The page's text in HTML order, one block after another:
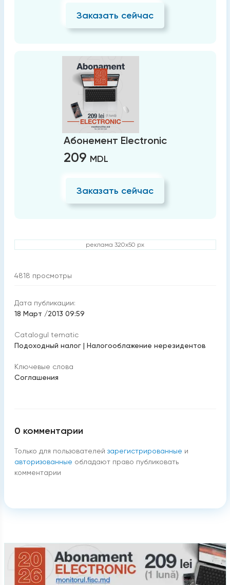
Заказать сейчас
Абонемент Electronic
209 MDL
Заказать сейчас
реклама 320x50 px
4818 просмотры
Дата публикации:
18 Март /2013 09:59
Catalogul tematic
Подоходный налог | Налогооблажение нерезидентов
Ключевые слова
Соглашения
0 комментарии
Только для пользователей зарегистрированные и
авторизованные обладают право публиковать
комментарии